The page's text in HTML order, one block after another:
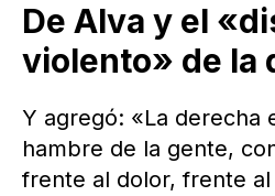
De Alva y el
violento» de la
Y agregó: «La derecha
hambre de la gente,
frente al dolor, frente